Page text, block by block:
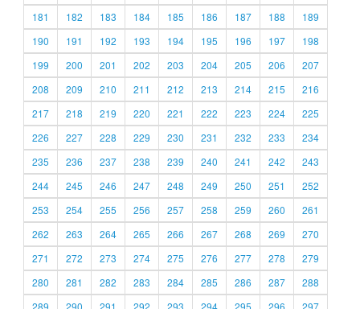
181
182 183 184 185 186 187 188
189
190
191 192 193 194 195 196 197
198
199
200 201 202 203 204 205 206
207
208
209 210 211 212 213 214 215
216
217
218 219 220 221 222 223 224
225
226
227 228 229 230 231 232 233
234
235
236 237 238 239 240 241 242
243
244
245 246 247 248 249 250 251
252
253
254 255 256 257 258 259 260
261
262
263 264 265 266 267 268 269
270
271
272 273 274 275 276 277 278
279
280
281 282 283 284 285 286 287
288
289
290 291 292 293 294 295 296
297